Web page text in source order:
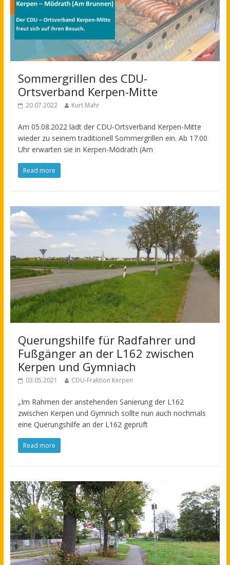
Sommergrillen des CDU-
Ortsverband Kerpen-Mitte
20.07.2022 Kurt Mahr
Am 05.08.2022 lädt der CDU-Ortsverband Kerpen-Mitte
wieder zu seinem traditionell Sommergrillen ein. Ab 17.00
Uhr erwarten sie in Kerpen-Mödrath (Am
Read more
Querungshilfe für Radfahrer und
Fußgänger an der L162 zwischen
Kerpen und Gymniach
03.05.2021 CDU-Fraktion Kerpen
„Im Rahmen der anstehenden Sanierung der L162
zwischen Kerpen und Gymnich sollte nun auch nochmals
eine Querungshilfe an der L162 geprüft
Read more